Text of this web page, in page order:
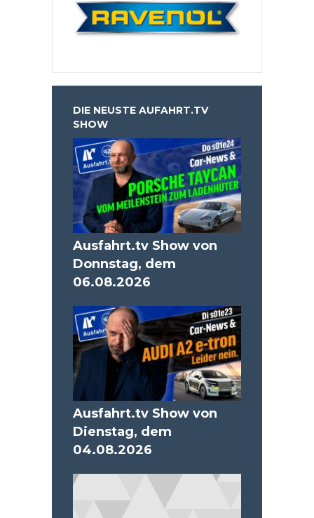
DIE NEUSTE AUFAHRT.TV
SHOW
Ausfahrt.tv Show von
Donnstag, dem
06.08.2026
Ausfahrt.tv Show von
Dienstag, dem
04.08.2026